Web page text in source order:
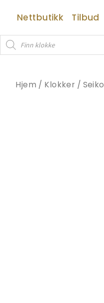
innholdet
Nettbutikk Tilbud
Products
search
Hjem / Klokker / Seiko